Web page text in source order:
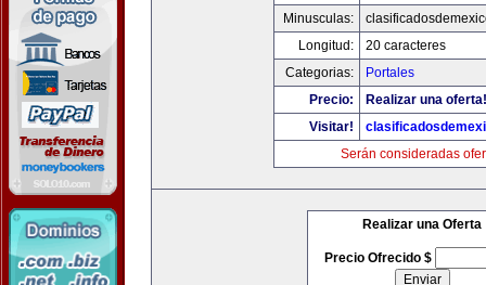
Minusculas:
Longitud:
20 caracteres
Categorias:
Portales
Precio:
Realizar una oferta!
Visitar!
Serán consideradas
Realizar una Oferta
Precio Ofrecido $